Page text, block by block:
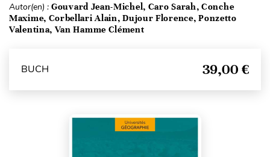
Autor(en) : Gouvard Jean-Michel, Caro Sarah, Conche
Maxime, Corbellari Alain, Dujour Florence, Ponzetto
Valentina, Van Hamme Clément
BUCH 39,00 €